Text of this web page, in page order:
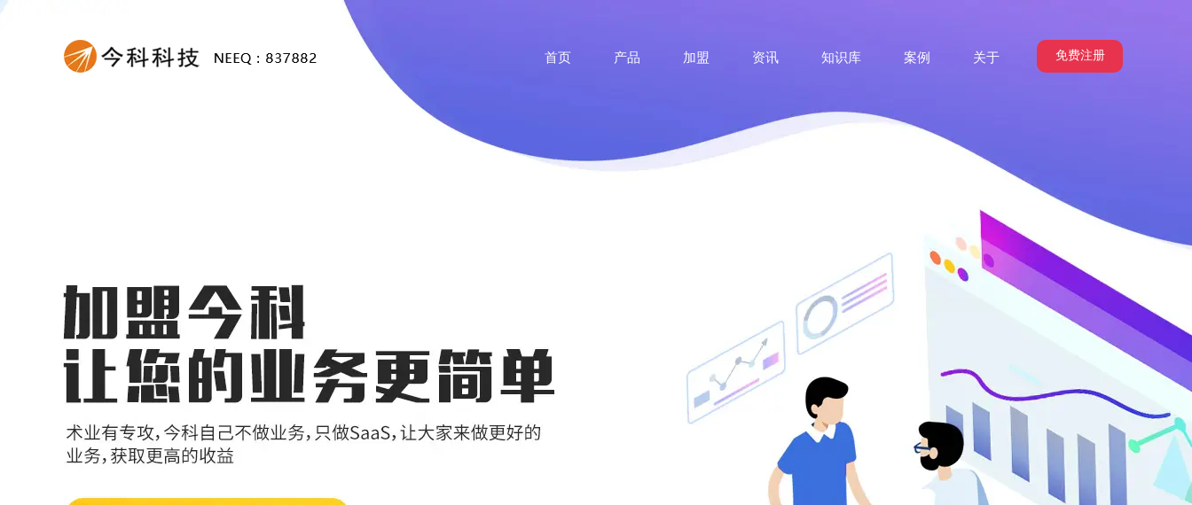
免费注册
首页 产品 加盟 资讯 知识库 案例 关于